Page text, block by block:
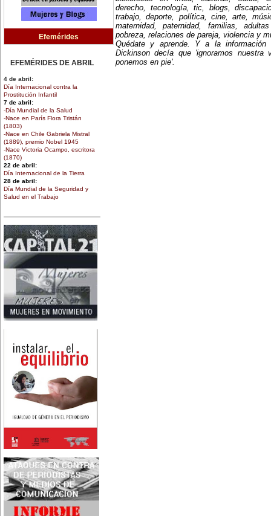
Efemérides
EFEMÉRIDES DE ABRIL
4 de abril:
Día Internacional contra la
Prostitución Infantil
7 de abril:
-Día Mundial de la Salud
-Nace en París Flora Tristán
(1803)
-Nace en Chile Gabriela Mistral
(1889), premio Nobel 1945
-Nace Victoria Ocampo, escritora
(1870)
22 de abril:
Día Internacional de la Tierra
28 de abril:
Día Mundial de la Seguridad y
Salud en el Trabajo
EFEMÉRIDES DE MARZO
1 de marzo:
Nace en Santiago, Chile, la
escritora Mercedes Valenzuela
Alvarez (1924-1993), más
conocida como Mercedes
Valdivieso. En 1961 publica 'La
Brecha', considerada como la
primera novela feminista de
Latinoamérica.
4 de marzo:
En México muere Adelina
Zendejas (1909-1993), periodista,
derechos de las mujeres.
5 de marzo:
En Dijon fallece Gabrielle Suchon
(1703), notable filósofa francesa,
autora del Tratado de la moral y
de la política (1693), la primera
obra explícitamente filosófica
escrita por una mujer en el
8 de marzo:
nace Juana Fernández Morales
(1895-1980), poeta conocida
Ibarbourou, o 'Juana de América'.
Se la considera una de las figuras
clave de la poesía
hispanoamericana
contemporánea.
14 de marzo:
Nace, en la Ciudad de México,
derecho, tecnología, tic, blogs,
trabajo, deporte, política, cine, arte,
maternidad, paternidad, familias,
pobreza, relaciones de pareja, violencia y
Quédate y aprende. Y a la
Dickinson decía que 'ignoramos nuestra
ponemos en pie'.